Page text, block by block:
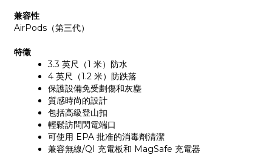
兼容性
AirPods（第三代）
特徵
3.3 英尺（1 米）防水
4 英尺（1.2 米）防跌落
保護設備免受劃傷和灰塵
質感時尚的設計
包括高級登山扣
輕鬆訪問閃電端口
可使用 EPA 批准的消毒劑清潔
兼容無線/QI 充電板和 MagSafe 充電器